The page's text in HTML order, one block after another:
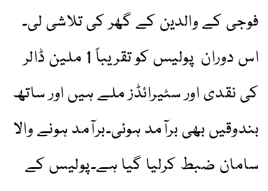
فوجی کے والدین کے گھر کی تلاشی لی۔
اس دوران پولیس کو تقریباً 1 ملین ڈالر
کی نقدی اور سٹیرائڈز ملے ہیں اور ساتھ
بندوقیں بھی برآمد ہوئی۔برآمد ہونے والا
سامان ضبط کرلیا گیا ہے۔پولیس کے